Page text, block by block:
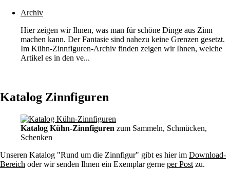
Archiv
Hier zeigen wir Ihnen, was man für schöne Dinge aus Zinn
machen kann. Der Fantasie sind nahezu keine Grenzen gesetzt.
Im Kühn-Zinnfiguren-Archiv finden zeigen wir Ihnen, welche
Artikel es in den ve...
Katalog Zinnfiguren
Katalog Kühn-Zinnfiguren zum Sammeln, Schmücken,
Schenken
Unseren Katalog "Rund um die Zinnfigur" gibt es hier im Download-
Bereich oder wir senden Ihnen ein Exemplar gerne per Post zu.